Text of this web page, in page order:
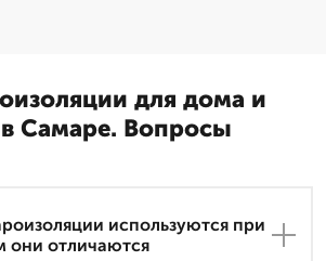
для дома и
Самаре. Вопросы
используются при
они отличаются